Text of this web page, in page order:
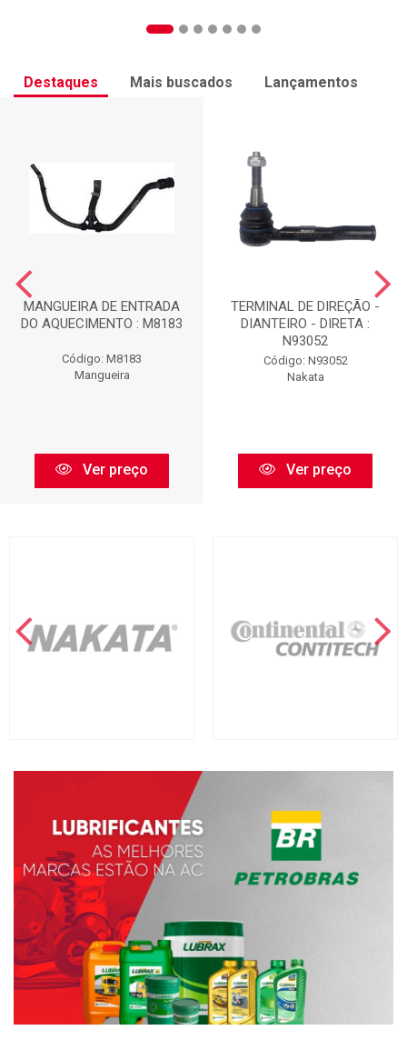
Destaques Mais buscados Lançamentos
MANGUEIRA DE ENTRADA
DO AQUECIMENTO : M8183
Código: M8183
Mangueira
Ver preço
TERMINAL DE DIREÇÃO -
DIANTEIRO - DIRETA :
N93052
Código: N93052
Nakata
Ver preço